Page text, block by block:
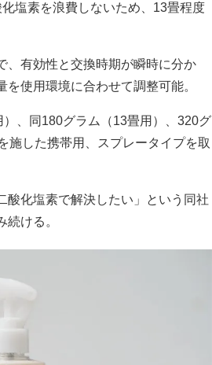
塩素を浪費しないため、13畳程度
有効性と交換時期が瞬時に分か
使用環境に合わせて調整可能。
、同180グラム（13畳用）、320グ
施した携帯用、スプレータイプを取
化塩素で解決したい」という同社
ける。